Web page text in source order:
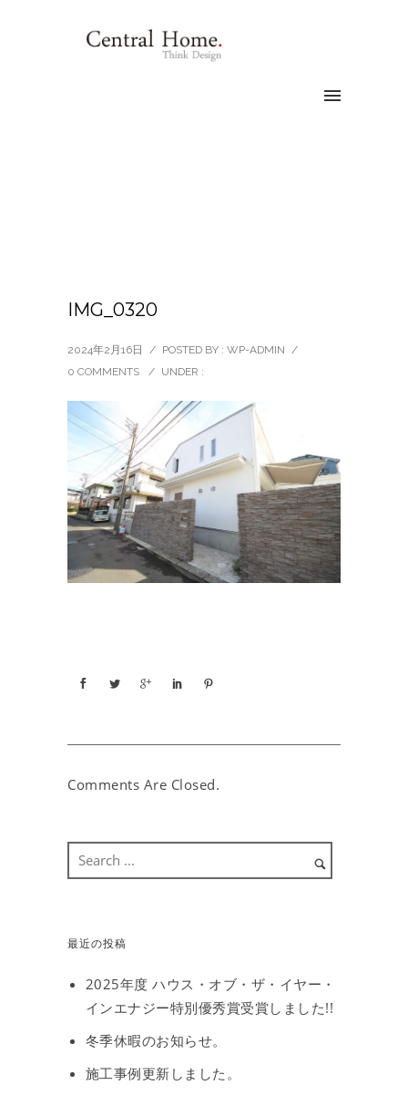
IMG_0320
2024年2月16日 / POSTED BY : WP-ADMIN /
0 COMMENTS
/ UNDER :
Comments Are Closed.
最近の投稿
2025年度 ハウス・オブ・ザ・イヤー・
インエナジー特別優秀賞受賞しました!!
冬季休暇のお知らせ。
施工事例更新しました。